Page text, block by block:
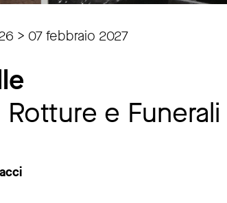
> 07 febbraio 2027
e